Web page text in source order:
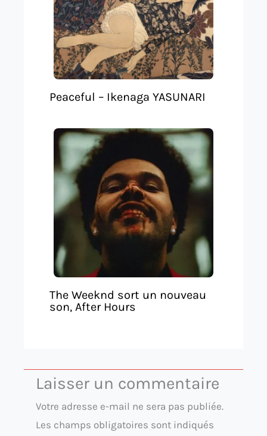
Peaceful – Ikenaga YASUNARI
The Weeknd sort un nouveau
son, After Hours
Laisser un commentaire
Votre adresse e-mail ne sera pas publiée.
Les champs obligatoires sont indiqués